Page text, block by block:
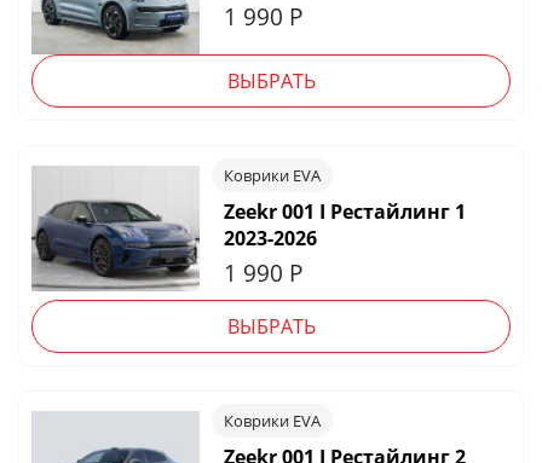
1 990 Р
ВЫБРАТЬ
Коврики EVA
Zeekr 001 I Рестайлинг 1
2023-2026
1 990 Р
ВЫБРАТЬ
Коврики EVA
Zeekr 001 I Рестайлинг 2